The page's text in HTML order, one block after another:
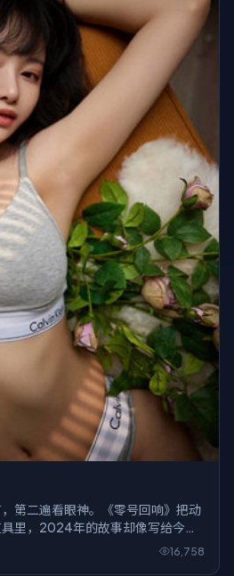
第二遍看眼神。《零号回响》把动
里，2024年的故事却像写给今天
16,758